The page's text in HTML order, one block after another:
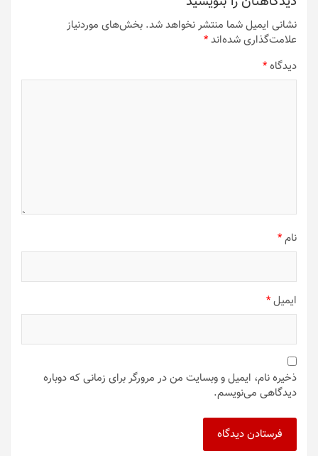
نشانی ایمیل شما منتشر نخواهد شد. بخش‌های موردنیاز
علامت‌گذاری شده‌اند*
دیدگاه*
نام*
ایمیل*
ذخیره نام، ایمیل و وبسایت من در مرورگر برای زمانی که دوباره
دیدگاهی می‌نویسم.